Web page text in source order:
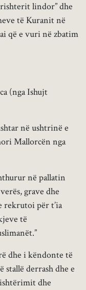
lindor” dhe
të Kuranit në
që e vuri në zbatim
(nga Ishujt
në ushtrinë e
Mallorcën nga
në pallatin
grave dhe
rekrutoi për t’ia
të
dhe i këndonte të
stallë derrash dhe e
dhe